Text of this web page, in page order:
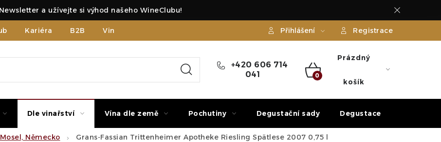
a užívejte si výhod našeho WineClubu!
Kariéra B2B Vinné zážitky Přihlášení Registrace
+420 606 714
041
NÁKUPNÍ
Prázdný
košík
Dle vinařství Vína dle země Pochutiny Degustační sady Degustace
Německo Grans-Fassian Trittenheimer Apotheke Riesling Spätlese 2007 0,75 l